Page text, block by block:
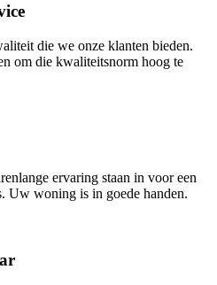
die we onze klanten bieden.
om die kwaliteitsnorm hoog te
ervaring staan in voor een
Uw woning is in goede handen.